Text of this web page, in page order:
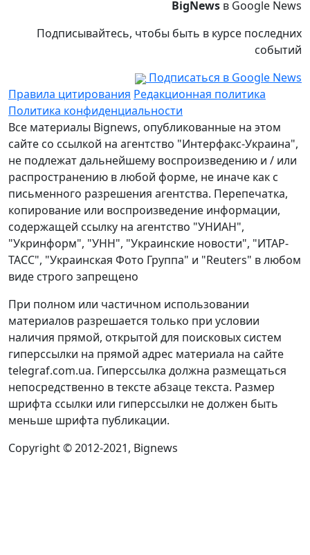
BigNews в Google News
Подписывайтесь, чтобы быть в курсе последних
событий
Подписаться в Google News
Правила цитирования Редакционная политика
Политика конфиденциальности
Все материалы Bignews, опубликованные на этом
сайте со ссылкой на агентство "Интерфакс-Украина",
не подлежат дальнейшему воспроизведению и / или
распространению в любой форме, не иначе как с
письменного разрешения агентства. Перепечатка,
копирование или воспроизведение информации,
содержащей ссылку на агентство "УНИАН",
"Укринформ", "УНН", "Украинские новости", "ИТАР-
ТАСС", "Украинская Фото Группа" и "Reuters" в любом
виде строго запрещено
При полном или частичном использовании
материалов разрешается только при условии
наличия прямой, открытой для поисковых систем
гиперссылки на прямой адрес материала на сайте
telegraf.com.ua. Гиперссылка должна размещаться
непосредственно в тексте абзаце текста. Размер
шрифта ссылки или гиперссылки не должен быть
меньше шрифта публикации.
Copyright © 2012-2021, Bignews